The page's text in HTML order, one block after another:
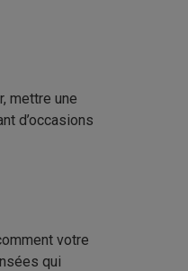
mettre une
d’occasions
votre
qui